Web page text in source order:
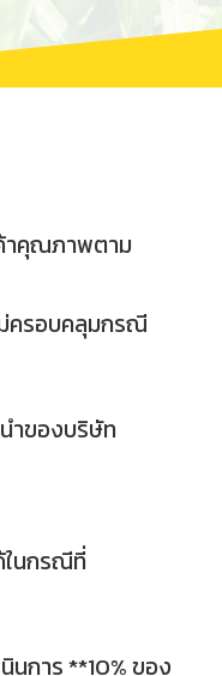
าคุณภาพตาม
ม่ครอบคลุมกรณี
ำของบริษัท
ในกรณีที่
นการ **10% ของ